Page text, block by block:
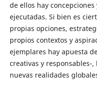
de ellos hay
ejecutadas. Si bien es
propias opciones,
propios contextos y
ejemplares hay apuesta
creativas y responsables-
nuevas realidades